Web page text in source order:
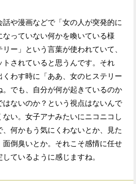
話や漫画などで「女の人が突発的に
っていない何かを喚いている様
ー」という言葉が使われていて、
トされていると思うんです。それ
わす時に「ああ、女のヒステリー
。でも、自分が何が起きているのか
はないのか？という視点はないんで
い。女子アナみたいにニコニコし
何かもう気にくわないとか、見た
面倒臭いとか。それこそ感情に任せ
ているように感じますね。